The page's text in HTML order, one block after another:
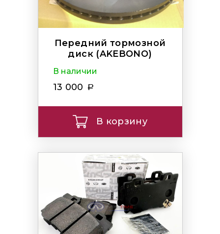
Передний тормозной
диск (AKEBONO)
В наличии
13 000
В корзину